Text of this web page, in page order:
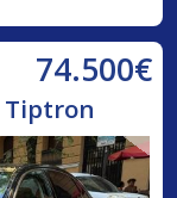
74.500€
Tiptron